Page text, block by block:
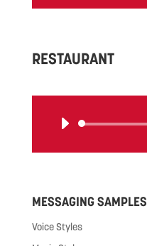
RESTAURANT
MESSAGING SAMPLES
Voice Styles